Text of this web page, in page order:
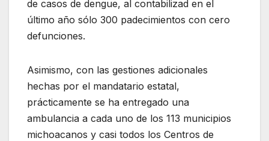
de casos de dengue, al contabilizad en el
último año sólo 300 padecimientos con cero
defunciones.
Asimismo, con las gestiones adicionales
hechas por el mandatario estatal,
prácticamente se ha entregado una
ambulancia a cada uno de los 113 municipios
michoacanos y casi todos los Centros de